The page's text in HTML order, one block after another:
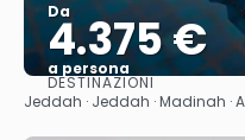
Da
4.375 €
a persona
DESTINAZIONI
Jeddah · Jeddah · Madinah ·